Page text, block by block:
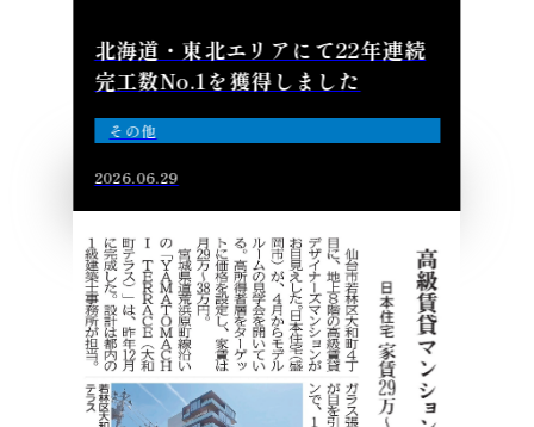
北海道・東北エリアにて22年連続
完工数No.1を獲得しました
その他
2026.06.29